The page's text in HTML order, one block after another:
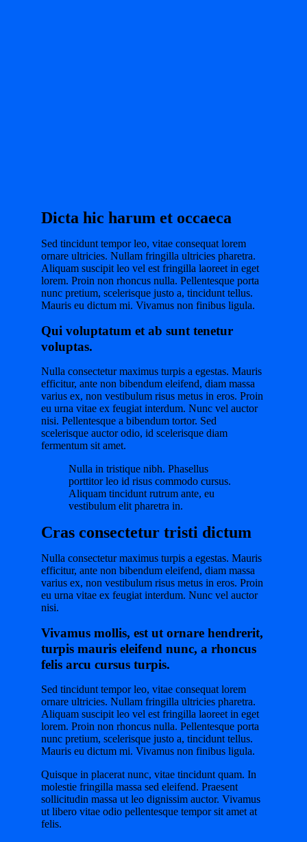
Dicta hic harum et occaeca
Sed tincidunt tempor leo, vitae consequat lorem
ornare ultricies. Nullam fringilla ultricies pharetra.
Aliquam suscipit leo vel est fringilla laoreet in eget
lorem. Proin non rhoncus nulla. Pellentesque porta
nunc pretium, scelerisque justo a, tincidunt tellus.
Mauris eu dictum mi. Vivamus non finibus ligula.
Qui voluptatum et ab sunt tenetur
voluptas.
Nulla consectetur maximus turpis a egestas. Mauris
efficitur, ante non bibendum eleifend, diam massa
varius ex, non vestibulum risus metus in eros. Proin
eu urna vitae ex feugiat interdum. Nunc vel auctor
nisi. Pellentesque a bibendum tortor. Sed
scelerisque auctor odio, id scelerisque diam
fermentum sit amet.
Nulla in tristique nibh. Phasellus
porttitor leo id risus commodo cursus.
Aliquam tincidunt rutrum ante, eu
vestibulum elit pharetra in.
Cras consectetur tristi dictum
Nulla consectetur maximus turpis a egestas. Mauris
efficitur, ante non bibendum eleifend, diam massa
varius ex, non vestibulum risus metus in eros. Proin
eu urna vitae ex feugiat interdum. Nunc vel auctor
nisi.
Vivamus mollis, est ut ornare hendrerit,
turpis mauris eleifend nunc, a rhoncus
felis arcu cursus turpis.
Sed tincidunt tempor leo, vitae consequat lorem
ornare ultricies. Nullam fringilla ultricies pharetra.
Aliquam suscipit leo vel est fringilla laoreet in eget
lorem. Proin non rhoncus nulla. Pellentesque porta
nunc pretium, scelerisque justo a, tincidunt tellus.
Mauris eu dictum mi. Vivamus non finibus ligula.
Quisque in placerat nunc, vitae tincidunt quam. In
molestie fringilla massa sed eleifend. Praesent
sollicitudin massa ut leo dignissim auctor. Vivamus
ut libero vitae odio pellentesque tempor sit amet at
felis.